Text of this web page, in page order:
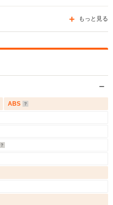
もっと見る
ABS